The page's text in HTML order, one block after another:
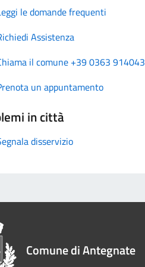
le domande frequenti
Assistenza
il comune +39 0363 914043
un appuntamento
in città
disservizio
Comune di Antegnate